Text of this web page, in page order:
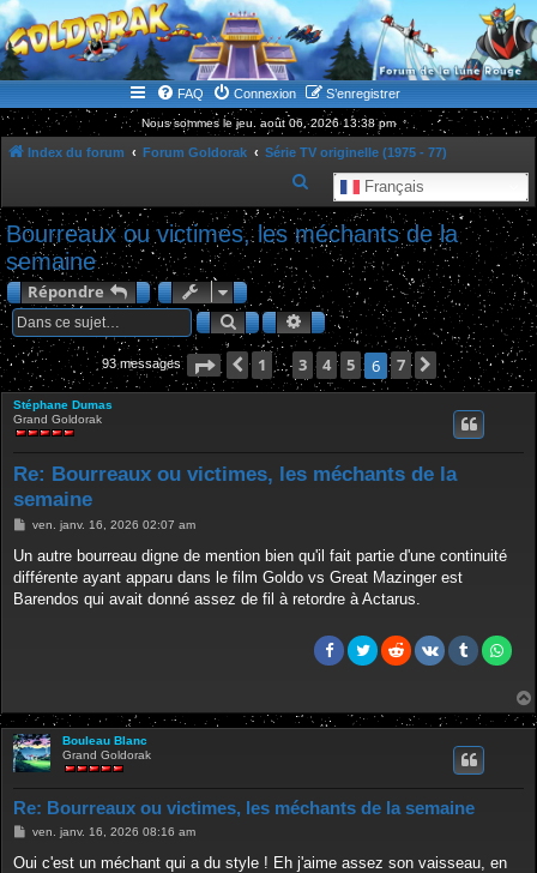
WWW.GOLDORAKGO.COM
le site de la Lune Rouge
FAQ Connexion S’enregistrer
Nous sommes le jeu. août 06, 2026 13:38 pm
Index du forum Forum Goldorak Série TV originelle (1975 - 77)
Français
e
c
r
c
h
Bourreaux ou victimes, les méchants de la
semaine
Répondre
RechercherRecherche avancée
93 messages Page 6sur 7
Précédente
1 … 3 4 5 6 7 Suivante
Stéphane Dumas
Grand Goldorak
Re: Bourreaux ou victimes, les méchants de la
semaine
M
s
a
g
ven. janv. 16, 2026 02:07 am
Un autre bourreau digne de mention bien qu'il fait partie d'une continuité
différente ayant apparu dans le film Goldo vs Great Mazinger est
Barendos qui avait donné assez de fil à retordre à Actarus.
Bouleau Blanc
Grand Goldorak
Re: Bourreaux ou victimes, les méchants de la semaine
M
s
ven. janv. 16, 2026 08:16 am
Oui c'est un méchant qui a du style ! Eh j'aime assez son vaisseau, en